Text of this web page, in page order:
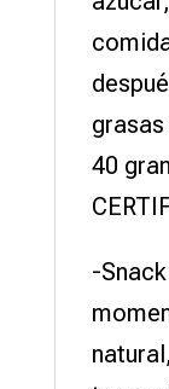
40
-